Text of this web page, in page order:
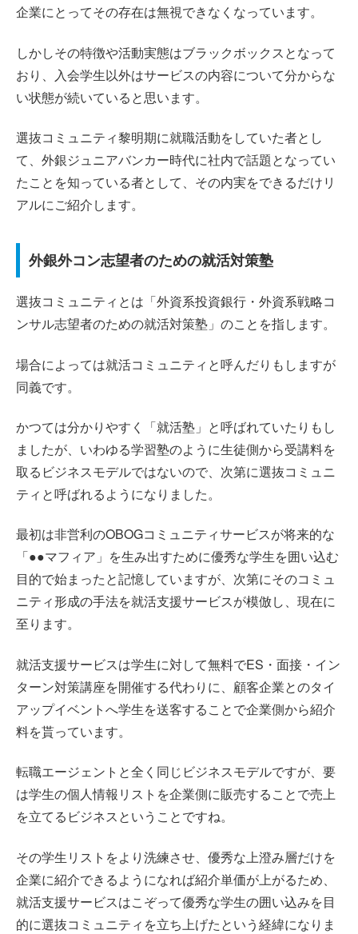
企業にとってその存在は無視できなくなっています。
しかしその特徴や活動実態はブラックボックスとなって
おり、入会学生以外はサービスの内容について分からな
い状態が続いていると思います。
選抜コミュニティ黎明期に就職活動をしていた者とし
て、外銀ジュニアバンカー時代に社内で話題となってい
たことを知っている者として、その内実をできるだけリ
アルにご紹介します。
外銀外コン志望者のための就活対策塾
選抜コミュニティとは「外資系投資銀行・外資系戦略コ
ンサル志望者のための就活対策塾」のことを指します。
場合によっては就活コミュニティと呼んだりもしますが
同義です。
かつては分かりやすく「就活塾」と呼ばれていたりもし
ましたが、いわゆる学習塾のように生徒側から受講料を
取るビジネスモデルではないので、次第に選抜コミュニ
ティと呼ばれるようになりました。
最初は非営利のOBOGコミュニティサービスが将来的な
「●●マフィア」を生み出すために優秀な学生を囲い込む
目的で始まったと記憶していますが、次第にそのコミュ
ニティ形成の手法を就活支援サービスが模倣し、現在に
至ります。
就活支援サービスは学生に対して無料でES・面接・イン
ターン対策講座を開催する代わりに、顧客企業とのタイ
アップイベントへ学生を送客することで企業側から紹介
料を貰っています。
転職エージェントと全く同じビジネスモデルですが、要
は学生の個人情報リストを企業側に販売することで売上
を立てるビジネスということですね。
その学生リストをより洗練させ、優秀な上澄み層だけを
企業に紹介できるようになれば紹介単価が上がるため、
就活支援サービスはこぞって優秀な学生の囲い込みを目
的に選抜コミュニティを立ち上げたという経緯になりま